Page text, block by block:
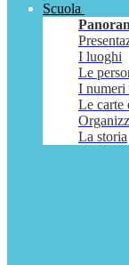
Scuola
I luoghi
Le
I numeri
Le carte
La storia